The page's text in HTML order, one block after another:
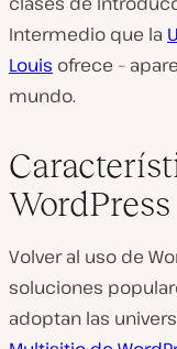
Intermedio que la
Louis ofrece –
mundo.
WordPress
Volver al uso de
soluciones
adoptan las